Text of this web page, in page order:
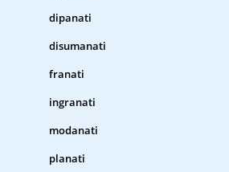
dipanati
disumanati
franati
ingranati
modanati
planati